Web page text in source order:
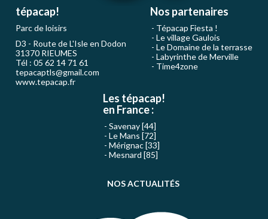
tépacap!
Parc de loisirs
D3 - Route de L'Isle en Dodon
31370 RIEUMES
Tél : 05 62 14 71 61
tepacaptls@gmail.com
www.tepacap.fr
Nos partenaires
Tépacap Fiesta !
Le village Gaulois
Le Domaine de la terrasse
Labyrinthe de Merville
Time4zone
Les tépacap!
en France :
Savenay [44]
Le Mans [72]
Mérignac [33]
Mesnard [85]
NOS ACTUALITÉS